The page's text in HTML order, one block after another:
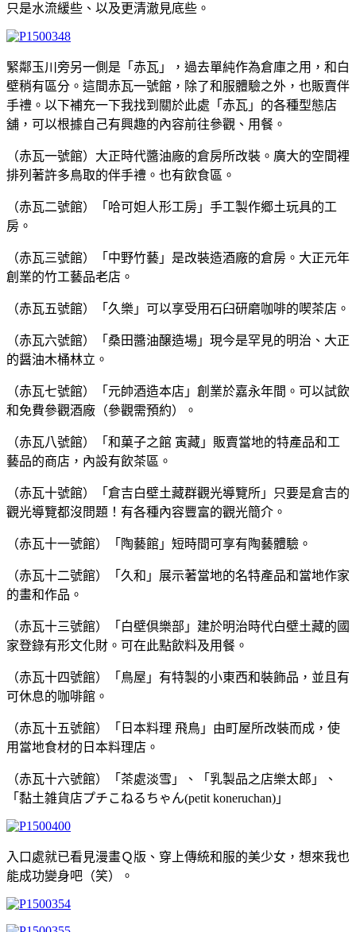
只是水流緩些、以及更清澈見底些。
緊鄰玉川旁另一側是「赤瓦」，過去單純作為倉庫之用，和白
壁稍有區分。這間赤瓦一號館，除了和服體驗之外，也販賣伴
手禮。以下補充一下我找到關於此處「赤瓦」的各種型態店
舖，可以根據自己有興趣的內容前往參觀、用餐。
（赤瓦一號館）大正時代醬油廠的倉房所改裝。廣大的空間裡
排列著許多鳥取的伴手禮。也有飲食區。
（赤瓦二號館）「哈可妲人形工房」手工製作郷土玩具的工
房。
（赤瓦三號館）「中野竹藝」是改裝造酒廠的倉房。大正元年
創業的竹工藝品老店。
（赤瓦五號館）「久樂」可以享受用石臼研磨咖啡的喫茶店。
（赤瓦六號館）「桑田醬油醸造場」現今是罕見的明治、大正
的醤油木桶林立。
（赤瓦七號館）「元帥酒造本店」創業於嘉永年間。可以試飲
和免費參觀酒廠（參觀需預約）。
（赤瓦八號館）「和菓子之館 寅藏」販賣當地的特產品和工
藝品的商店，內設有飲茶區。
（赤瓦十號館）「倉吉白壁土藏群觀光導覽所」只要是倉吉的
觀光導覽都沒問題！有各種內容豐富的觀光簡介。
（赤瓦十一號館）「陶藝館」短時間可享有陶藝體驗。
（赤瓦十二號館）「久和」展示著當地的名特產品和當地作家
的畫和作品。
（赤瓦十三號館）「白壁倶樂部」建於明治時代白壁土藏的國
家登錄有形文化財。可在此點飲料及用餐。
（赤瓦十四號館）「鳥屋」有特製的小東西和裝飾品，並且有
可休息的咖啡館。
（赤瓦十五號館）「日本料理 飛鳥」由町屋所改裝而成，使
用當地食材的日本料理店。
（赤瓦十六號館）「茶處淡雪」、「乳製品之店樂太郎」、
「黏土雑貨店プチこねるちゃん(petit koneruchan)」
入口處就已看見漫畫Ｑ版、穿上傳統和服的美少女，想來我也
能成功變身吧（笑）。